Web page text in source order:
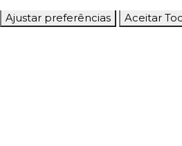
Ajustar preferências Aceitar